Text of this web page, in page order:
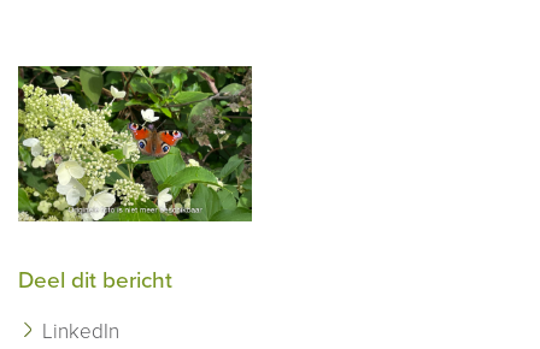
Deel dit bericht
LinkedIn